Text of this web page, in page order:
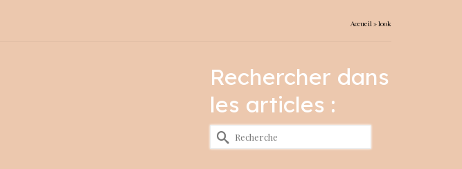
Accueil»look
Rechercher dans
les articles :
Rechercher :